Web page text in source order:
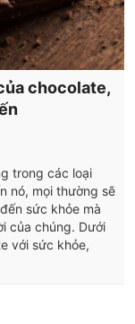
chocolate,
trong các loại
nó, mọi thường sẽ
sức khỏe mà
của chúng. Dưới
với sức khỏe,